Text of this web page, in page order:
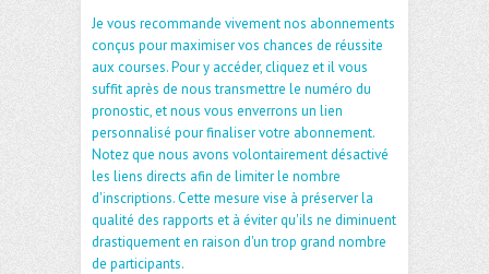
Je vous recommande vivement nos abonnements
conçus pour maximiser vos chances de réussite
aux courses. Pour y accéder, cliquez et il vous
suffit après de nous transmettre le numéro du
pronostic, et nous vous enverrons un lien
personnalisé pour finaliser votre abonnement.
Notez que nous avons volontairement désactivé
les liens directs afin de limiter le nombre
d'inscriptions. Cette mesure vise à préserver la
qualité des rapports et à éviter qu'ils ne diminuent
drastiquement en raison d'un trop grand nombre
de participants.